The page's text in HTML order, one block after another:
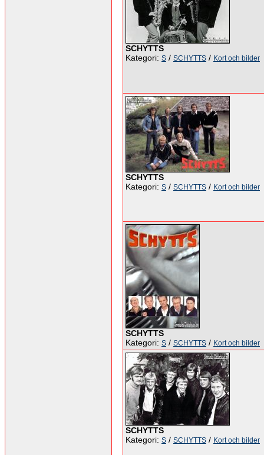
SCHYTTS
Kategori: S / SCHYTTS / Kort och bilder
SCHYTTS
Kategori: S / SCHYTTS / Kort och bilder
SCHYTTS
Kategori: S / SCHYTTS / Kort och bilder
SCHYTTS
Kategori: S / SCHYTTS / Kort och bilder